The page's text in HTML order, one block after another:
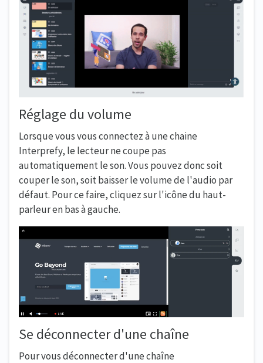
Réglage du volume
Lorsque vous vous connectez à une chaine
Interprefy, le lecteur ne coupe pas
automatiquement le son. Vous pouvez donc soit
couper le son, soit baisser le volume de l'audio par
défaut. Pour ce faire, cliquez sur l'icône du haut-
parleur en bas à gauche.
Se déconnecter d'une chaîne
Pour vous déconnecter d'une chaîne